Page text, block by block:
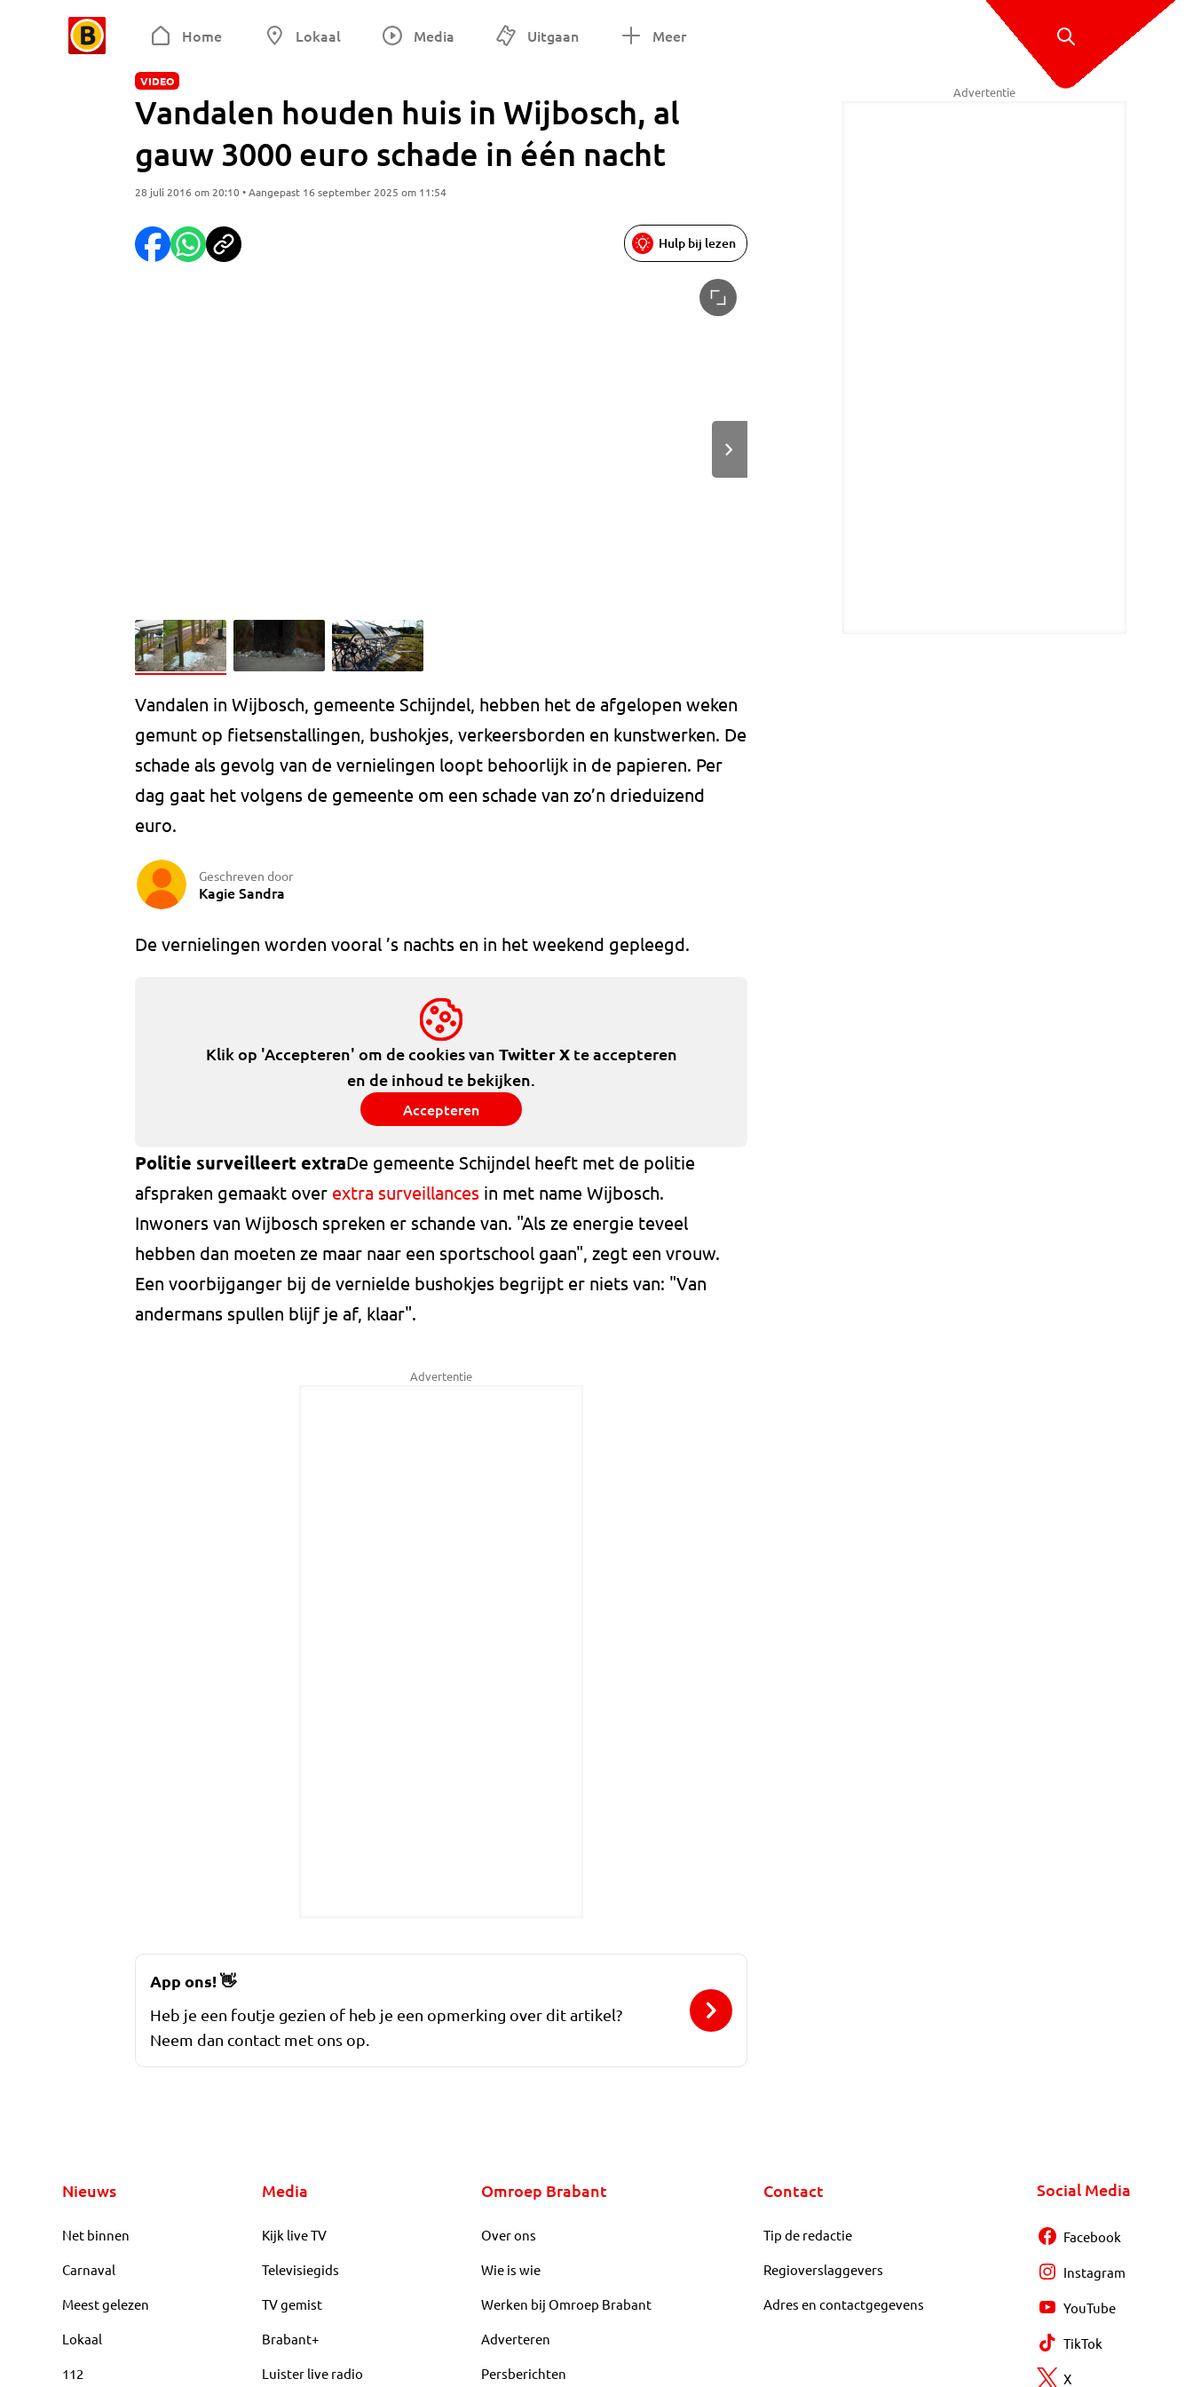
Home Lokaal Media Uitgaan Meer
VIDEO
Vandalen houden huis in Wijbosch, al
gauw 3000 euro schade in één nacht
28 juli 2016 om 20:10 • Aangepast 16 september 2025 om 11:54
Hulp bij lezen
Vandalen in Wijbosch, gemeente Schijndel, hebben het de afgelopen weken
gemunt op fietsenstallingen, bushokjes, verkeersborden en kunstwerken. De
schade als gevolg van de vernielingen loopt behoorlijk in de papieren. Per
dag gaat het volgens de gemeente om een schade van zo’n drieduizend
euro.
Geschreven door
Kagie Sandra
De vernielingen worden vooral ’s nachts en in het weekend gepleegd.
Klik op 'Accepteren' om de cookies van Twitter Xte accepteren
en de inhoud te bekijken.
Accepteren
Politie surveilleert extraDe gemeente Schijndel heeft met de politie
afspraken gemaakt over extra surveillances in met name Wijbosch.
Inwoners van Wijbosch spreken er schande van. "Als ze energie teveel
hebben dan moeten ze maar naar een sportschool gaan", zegt een vrouw.
Een voorbijganger bij de vernielde bushokjes begrijpt er niets van: "Van
andermans spullen blijf je af, klaar".
Advertentie
Advertentie
App ons!👋
Heb je een foutje gezien of heb je een opmerking over dit artikel?
Neem dan contact met ons op.
Nieuws
Net binnen
Carnaval
Meest gelezen
Lokaal
112
Media
Kijk live TV
Televisiegids
TV gemist
Brabant+
Luister live radio
Omroep Brabant
Over ons
Wie is wie
Werken bij Omroep Brabant
Adverteren
Persberichten
Contact
Tip de redactie
Regioverslaggevers
Adres en contactgegevens
Social Media
Facebook
Instagram
YouTube
TikTok
X